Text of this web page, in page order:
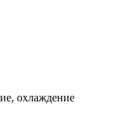
охлаждение